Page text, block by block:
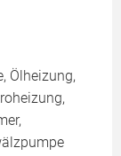
Ölheizung,